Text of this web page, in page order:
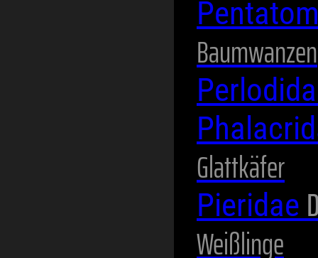
Baumwanzen
Glattkäfer
Pieridae
Weißlinge